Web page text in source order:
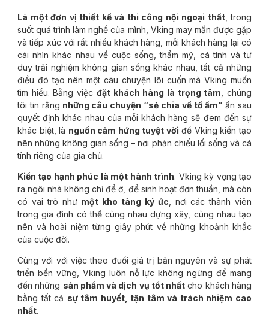
Là một đơn vị thiết kế và thi công nội ngoại thất, trong
suốt quá trình làm nghề của mình, Vking may mắn được gặp
và tiếp xúc với rất nhiều khách hàng, mỗi khách hàng lại có
cái nhìn khác nhau về cuộc sống, thẩm mỹ, cá tính và tư
duy trải nghiệm không gian sống khác nhau, tất cả những
điều đó tạo nên một câu chuyện lôi cuốn mà Vking muốn
tìm hiểu. Bằng việc đặt khách hàng là trọng tâm , chúng
tôi tin rằng những câu chuyện “sẻ chia về tổ ấm” ẩn sau
quyết định khác nhau của mỗi khách hàng sẽ đem đến sự
khác biệt, là nguồn cảm hứng tuyệt vời để Vking kiến tạo
nên những không gian sống – nơi phản chiếu lối sống và cá
tính riêng của gia chủ.
Kiến tạo hạnh phúc là một hành trình. Vking kỳ vọng tạo
ra ngôi nhà không chỉ để ở, để sinh hoạt đơn thuần, mà còn
có vai trò như một kho tàng ký ức , nơi các thành viên
trong gia đình có thể cùng nhau dựng xây, cùng nhau tạo
nên và hoài niệm từng giây phút về những khoảnh khắc
của cuộc đời.
Cùng với với việc theo đuổi giá trị bản nguyên và sự phát
triển bền vững, Vking luôn nỗ lực không ngừng để mang
đến những sản phẩm và dịch vụ tốt nhất cho khách hàng
bằng tất cả sự tâm huyết, tận tâm và trách nhiệm cao
nhất.